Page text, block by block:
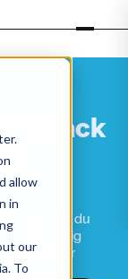
allow
in
our
To
tack
med vad du
till en trevlig
och får